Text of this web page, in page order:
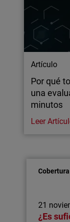
Artículo
Por qué
una
minutos
Leer
21
¿Es